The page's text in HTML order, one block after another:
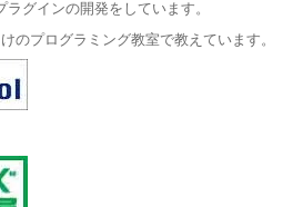
グインの開発をしています。
のプログラミング教室で教えています。